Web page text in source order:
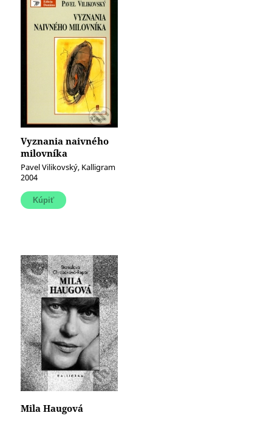
Vyznania naivného
milovníka
Pavel Vilikovský, Kalligram
2004
Mila Haugová